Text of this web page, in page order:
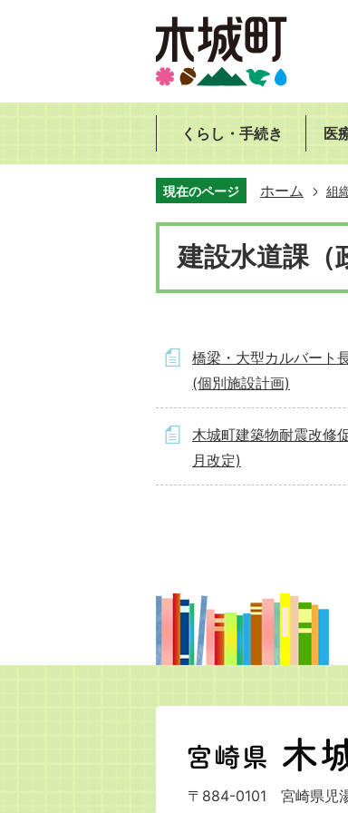
くらし・手続き 医
現在のページ ホーム 組
建設水道課（
橋梁・大型カルバート
(個別施設計画)
木城町建築物耐震改修
月改定)
宮
崎
県
木
〒884-0101 宮崎県児